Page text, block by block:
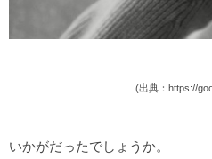
(出典：https://
いかがだったでしょうか。